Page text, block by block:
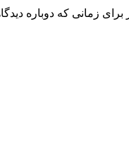
زمانی که دوباره